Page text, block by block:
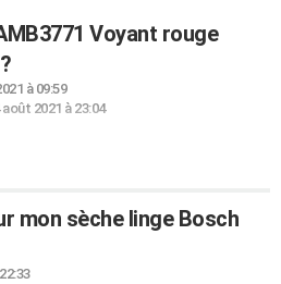
Voyant rouge
à 09:59
août 2021 à 23:04
mon sèche linge Bosch